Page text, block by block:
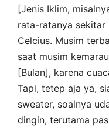
[Jenis Iklim,
rata-ratanya sekitar
Celcius. Musim
saat musim
[Bulan], karena
Tapi, tetep aja ya,
sweater, soalnya
dingin, terutama